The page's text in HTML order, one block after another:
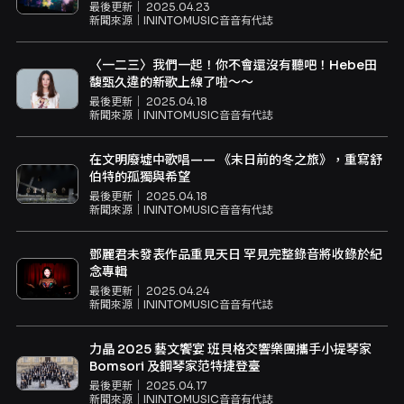
最後更新｜ 2025.04.23
新聞來源｜ ININTOMUSIC音音有代誌
〈一二三〉我們一起！你不會還沒有聽吧！Hebe田
馥甄久違的新歌上線了啦～～
最後更新｜ 2025.04.18
新聞來源｜ ININTOMUSIC音音有代誌
在文明廢墟中歌唱—— 《末日前的冬之旅》，重寫舒
伯特的孤獨與希望
最後更新｜ 2025.04.18
新聞來源｜ ININTOMUSIC音音有代誌
鄧麗君未發表作品重見天日 罕見完整錄音將收錄於紀
念專輯
最後更新｜ 2025.04.24
新聞來源｜ ININTOMUSIC音音有代誌
力晶 2025 藝文饗宴 班貝格交響樂團攜手小提琴家
Bomsori 及鋼琴家范特捷登臺
最後更新｜ 2025.04.17
新聞來源｜ ININTOMUSIC音音有代誌